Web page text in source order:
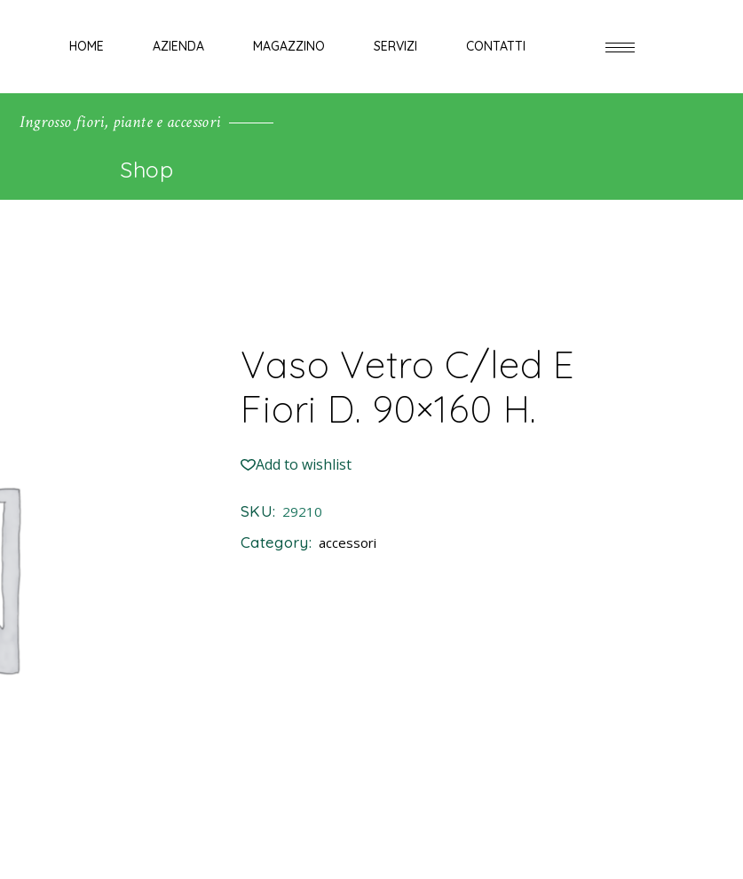
HOME AZIENDA MAGAZZINO SERVIZI CONTATTI
Ingrosso fiori, piante e accessori
Shop
Vaso Vetro C/led E
Fiori D. 90×160 H.
Add to wishlist
SKU: 29210
Category: accessori